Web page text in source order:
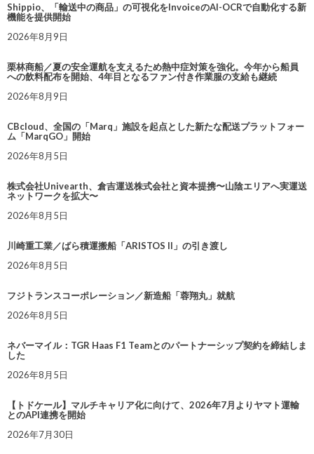
Shippio、「輸送中の商品」の可視化をInvoiceのAI-OCRで自動化する新
機能を提供開始
2026年8月9日
栗林商船／夏の安全運航を支えるため熱中症対策を強化。今年から船員
への飲料配布を開始、4年目となるファン付き作業服の支給も継続
2026年8月9日
CBcloud、全国の「Marq」施設を起点とした新たな配送プラットフォー
ム「MarqGO」開始
2026年8月5日
株式会社Univearth、倉吉運送株式会社と資本提携〜山陰エリアへ実運送
ネットワークを拡大〜
2026年8月5日
川崎重工業／ばら積運搬船「ARISTOS II」の引き渡し
2026年8月5日
フジトランスコーポレーション／新造船「蓉翔丸」就航
2026年8月5日
ネバーマイル：TGR Haas F1 Teamとのパートナーシップ契約を締結しま
した
2026年8月5日
【トドケール】マルチキャリア化に向けて、2026年7月よりヤマト運輸
とのAPI連携を開始
2026年7月30日